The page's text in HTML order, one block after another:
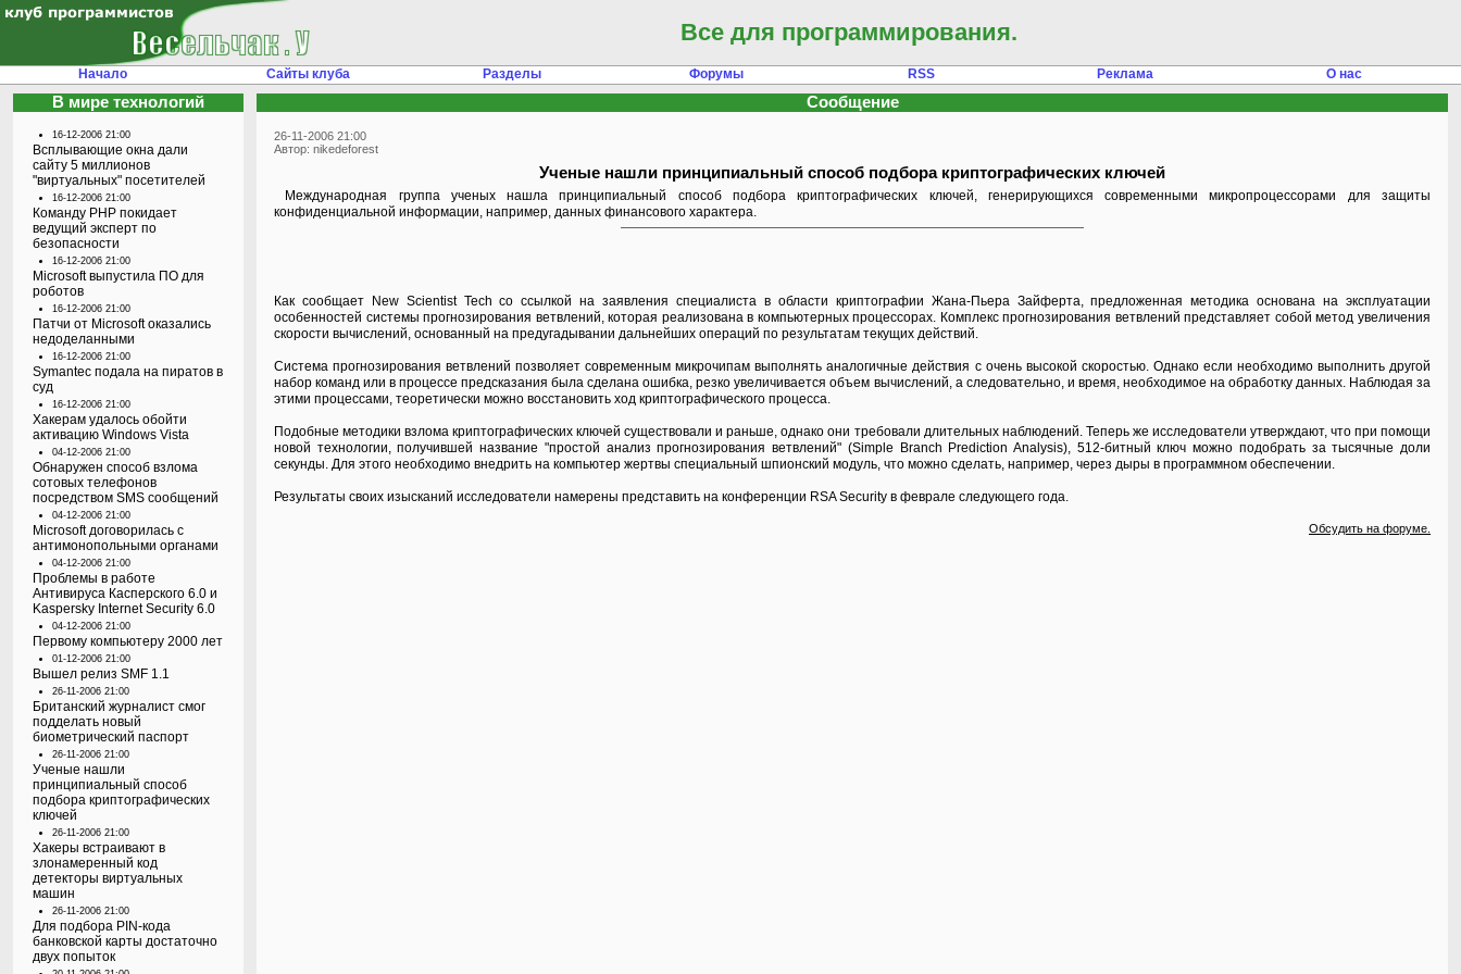
Все для программирования.
Начало Сайты клуба Разделы Форумы RSS Реклама О нас
В мире технологий
16-12-2006 21:00
Всплывающие окна дали
сайту 5 миллионов
"виртуальных" посетителей
16-12-2006 21:00
Команду PHP покидает
ведущий эксперт по
безопасности
16-12-2006 21:00
Microsoft выпустила ПО для
роботов
16-12-2006 21:00
Патчи от Microsoft оказались
недоделанными
16-12-2006 21:00
Symantec подала на пиратов в
суд
16-12-2006 21:00
Хакерам удалось обойти
активацию Windows Vista
04-12-2006 21:00
Обнаружен способ взлома
сотовых телефонов
посредством SMS сообщений
04-12-2006 21:00
Microsoft договорилась с
антимонопольными органами
04-12-2006 21:00
Проблемы в работе
Антивируса Касперского 6.0 и
Kaspersky Internet Security 6.0
04-12-2006 21:00
Первому компьютеру 2000 лет
01-12-2006 21:00
Вышел релиз SMF 1.1
26-11-2006 21:00
Британский журналист смог
подделать новый
биометрический паспорт
26-11-2006 21:00
Ученые нашли
принципиальный способ
подбора криптографических
ключей
26-11-2006 21:00
Хакеры встраивают в
злонамеренный код
детекторы виртуальных
машин
26-11-2006 21:00
Для подбора PIN-кода
банковской карты достаточно
двух попыток
Сообщение
26-11-2006 21:00
Автор: nikedeforest
Ученые нашли принципиальный способ подбора криптографических ключей
Международная группа ученых нашла принципиальный способ подбора криптографических ключей, генерирующихся современными микропроцессорами для защиты
конфиденциальной информации, например, данных финансового характера.
Как сообщает New Scientist Tech со ссылкой на заявления специалиста в области криптографии Жана-Пьера Зайферта, предложенная методика основана на эксплуатации
особенностей системы прогнозирования ветвлений, которая реализована в компьютерных процессорах. Комплекс прогнозирования ветвлений представляет собой метод увеличения
скорости вычислений, основанный на предугадывании дальнейших операций по результатам текущих действий.
Система прогнозирования ветвлений позволяет современным микрочипам выполнять аналогичные действия с очень высокой скоростью. Однако если необходимо выполнить другой
набор команд или в процессе предсказания была сделана ошибка, резко увеличивается объем вычислений, а следовательно, и время, необходимое на обработку данных. Наблюдая за
этими процессами, теоретически можно восстановить ход криптографического процесса.
Подобные методики взлома криптографических ключей существовали и раньше, однако они требовали длительных наблюдений. Теперь же исследователи утверждают, что при помощи
новой технологии, получившей название "простой анализ прогнозирования ветвлений" (Simple Branch Prediction Analysis), 512-битный ключ можно подобрать за тысячные доли
секунды. Для этого необходимо внедрить на компьютер жертвы специальный шпионский модуль, что можно сделать, например, через дыры в программном обеспечении.
Результаты своих изысканий исследователи намерены представить на конференции RSA Security в феврале следующего года.
Обсудить на форуме.